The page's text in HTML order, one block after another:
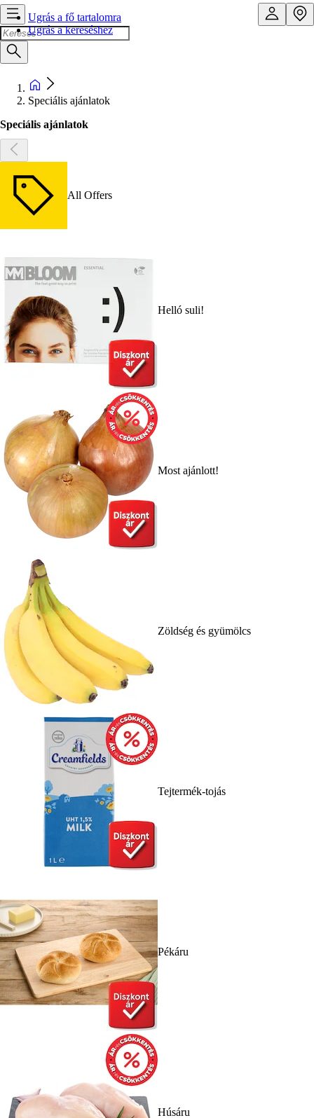
Ugrás a fő tartalomra
Ugrás a kereséshez
Speciális ajánlatok
Speciális ajánlatok
All Offers
Helló suli!
Most ajánlott!
Zöldség és gyümölcs
Tejtermék-tojás
Pékáru
Húsáru